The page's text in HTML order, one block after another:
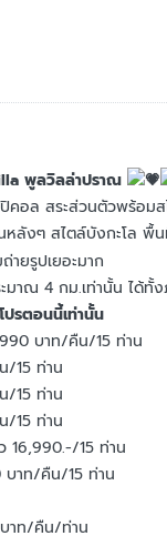
พูลวิลล่าปราณ
คอล สระส่วนตัวพร้อมส
ลังๆ สไตล์บังกะโล พื้น
ายรูปเยอะมาก
มาณ 4 กม.เท่านั้น ได้ทั้งภู
ปรตอนนี้เท่านั้น
บาท/คืน/15 ท่าน
/15 ท่าน
/15 ท่าน
/15 ท่าน
16,990.-/15 ท่าน
บาท/คืน/15 ท่าน
าท/คืน/ท่าน